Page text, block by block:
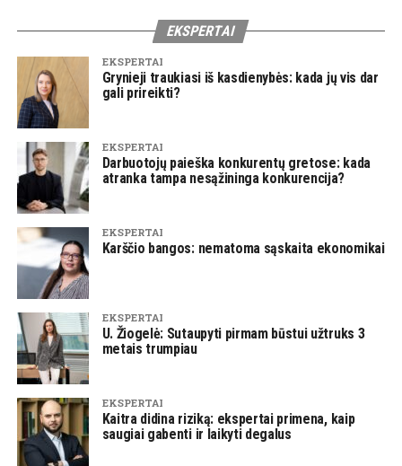
EKSPERTAI
EKSPERTAI
Grynieji traukiasi iš kasdienybės: kada jų vis dar
gali prireikti?
EKSPERTAI
Darbuotojų paieška konkurentų gretose: kada
atranka tampa nesąžininga konkurencija?
EKSPERTAI
Karščio bangos: nematoma sąskaita ekonomikai
EKSPERTAI
U. Žiogelė: Sutaupyti pirmam būstui užtruks 3
metais trumpiau
EKSPERTAI
Kaitra didina riziką: ekspertai primena, kaip
saugiai gabenti ir laikyti degalus